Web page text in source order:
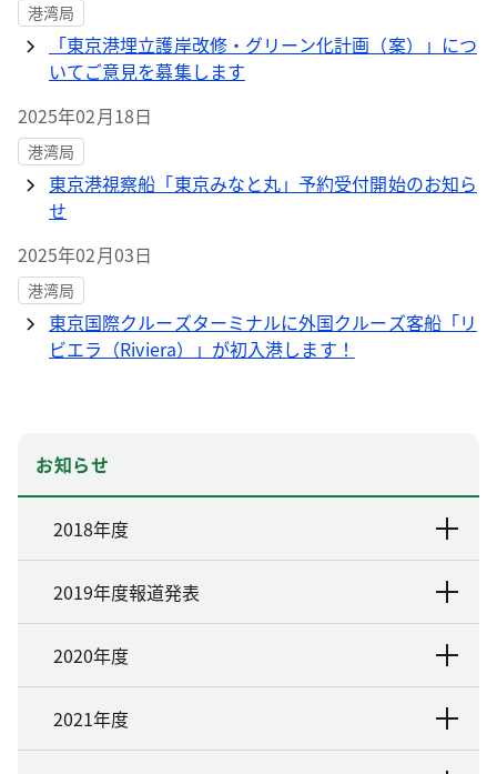
港湾局
「東京港埋立護岸改修・グリーン化計画（案）」につ
いてご意見を募集します
2025年02月18日
港湾局
東京港視察船「東京みなと丸」予約受付開始のお知ら
せ
2025年02月03日
港湾局
東京国際クルーズターミナルに外国クルーズ客船「リ
ビエラ（Riviera）」が初入港します！
お知らせ
2018年度
2019年度報道発表
2020年度
2021年度